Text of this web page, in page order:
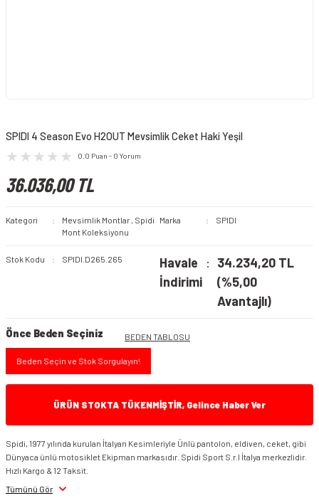
SPIDI 4 Season Evo H2OUT Mevsimlik Ceket Haki Yeşil
0.0 Puan - 0 Yorum
36.036,00 TL
Kategori Mevsimlik Montlar , Spidi
Mont Koleksiyonu
Marka SPIDI
Stok Kodu SPIDI.D265.265
Havale
İndirimi
34.234,20 TL
(%5,00
Avantajlı)
Önce Beden Seçiniz BEDEN TABLOSU
Beden Seçin ve Stok Sorgulayın!
ÜRÜN STOKTA TÜKENMİŞTİR, Gelince Haber Ver
Spidi, 1977 yılında kurulan İtalyan Kesimleriyle Ünlü pantolon, eldiven, ceket, gibi
Dünyaca ünlü motosiklet Ekipman markasıdır. Spidi Sport S.r.l İtalya merkezlidir.
Hızlı Kargo & 12 Taksit.
Tümünü Gör